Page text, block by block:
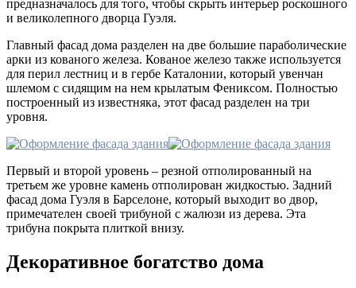
предназначалось для того, чтобы скрыть интерьер роскошного
и великолепного дворца Гуэля.
Главный фасад дома разделен на две большие параболические
арки из кованого железа. Кованое железо также используется
для перил лестниц и в гербе Каталонии, который увенчан
шлемом с сидящим на нем крылатым Фениксом. Полностью
построенный из известняка, этот фасад разделен на три
уровня.
Первый и второй уровень – резной отполированный на
третьем же уровне камень отполирован жидкостью. Задний
фасад дома Гуэля в Барселоне, который выходит во двор,
примечателен своей трибуной с жалюзи из дерева. Эта
трибуна покрыта плиткой внизу.
Декоративное богатство дома